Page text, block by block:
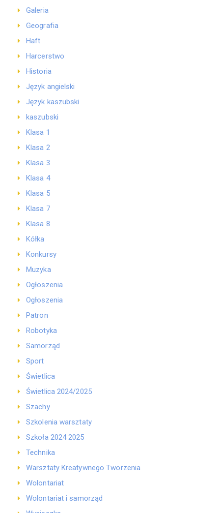
Galeria
Geografia
Haft
Harcerstwo
Historia
Język angielski
Język kaszubski
kaszubski
Klasa 1
Klasa 2
Klasa 3
Klasa 4
Klasa 5
Klasa 7
Klasa 8
Kółka
Konkursy
Muzyka
Ogłoszenia
Ogłoszenia
Patron
Robotyka
Samorząd
Sport
Świetlica
Świetlica 2024/2025
Szachy
Szkolenia warsztaty
Szkoła 2024 2025
Technika
Warsztaty Kreatywnego Tworzenia
Wolontariat
Wolontariat i samorząd